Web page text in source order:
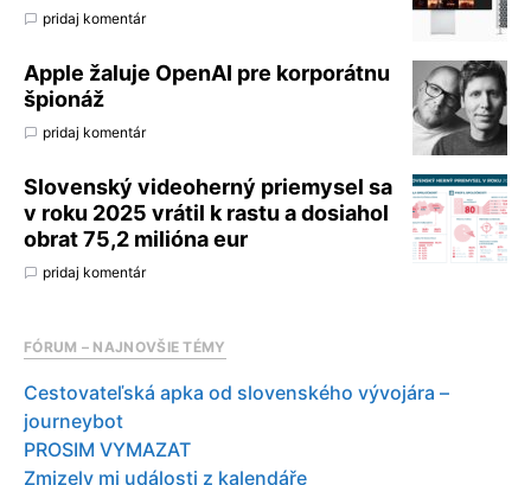
pridaj komentár
Apple žaluje OpenAI pre korporátnu
špionáž
pridaj komentár
Slovenský videoherný priemysel sa
v roku 2025 vrátil k rastu a dosiahol
obrat 75,2 milióna eur
pridaj komentár
FÓRUM – NAJNOVŠIE TÉMY
Cestovateľská apka od slovenského vývojára –
journeybot
PROSIM VYMAZAT
Zmizely mi události z kalendáře